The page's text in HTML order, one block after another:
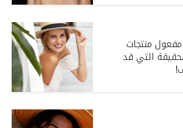
منتجات
التي قد